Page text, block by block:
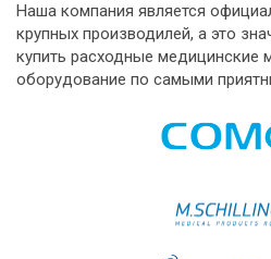
Наша компания является
крупных производилей, а это
купить расходные медицинские
оборудование по самыми